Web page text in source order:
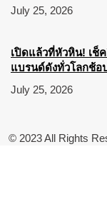
July 25, 2026
เปิดแล้วที่หัวหิน! เช็
แบรนด์ดังทั่วโลกช้อ
July 25, 2026
© 2023 All Rights